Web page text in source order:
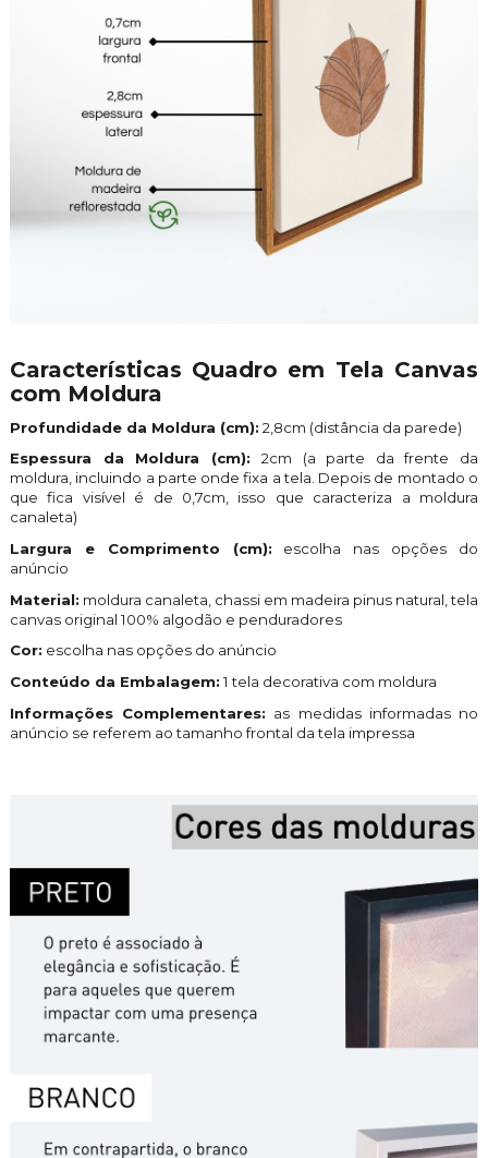
Características Quadro em Tela Canvas
com Moldura
Profundidade da Moldura (cm): 2,8cm (distância da parede)
Espessura da Moldura (cm):2cm (a parte da frente da
moldura, incluindo a parte onde fixa a tela. Depois de montado o
que fica visível é de 0,7cm, isso que caracteriza a moldura
canaleta)
Largura e Comprimento (cm): escolha nas opções do
anúncio
Material: moldura canaleta, chassi em madeira pinus natural, tela
canvas original 100% algodão e penduradores
Cor: escolha nas opções do anúncio
Conteúdo da Embalagem:1 tela decorativa com moldura
Informações Complementares: as medidas informadas no
anúncio se referem ao tamanho frontal da tela impressa